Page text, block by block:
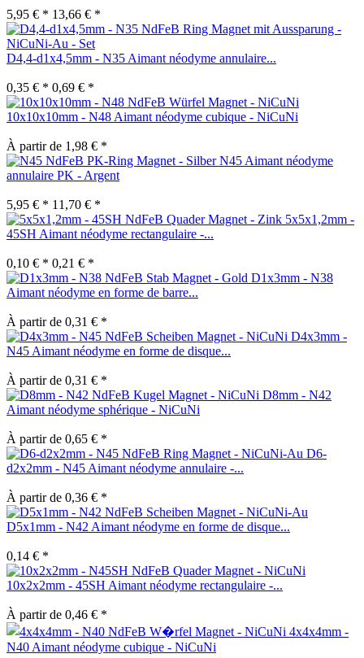
5,95 € * 13,66 € *
D4,4-d1x4,5mm - N35 Aimant néodyme annulaire...
0,35 € * 0,69 € *
10x10x10mm - N48 Aimant néodyme cubique - NiCuNi
À partir de 1,98 € *
N45 Aimant néodyme
annulaire PK - Argent
5,95 € * 11,70 € *
5x5x1,2mm -
45SH Aimant néodyme rectangulaire -...
0,10 € * 0,21 € *
D1x3mm - N38
Aimant néodyme en forme de barre...
À partir de 0,31 € *
D4x3mm -
N45 Aimant néodyme en forme de disque...
À partir de 0,31 € *
D8mm - N42
Aimant néodyme sphérique - NiCuNi
À partir de 0,65 € *
D6-
d2x2mm - N45 Aimant néodyme annulaire -...
À partir de 0,36 € *
D5x1mm - N42 Aimant néodyme en forme de disque...
0,14 € *
10x2x2mm - 45SH Aimant néodyme rectangulaire -...
À partir de 0,46 € *
4x4x4mm -
N40 Aimant néodyme cubique - NiCuNi